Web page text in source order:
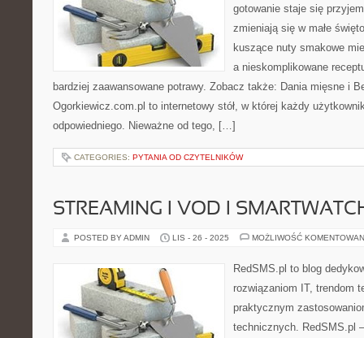
gotowanie staje się
zmieniają się w małe
kuszące nuty smakowe
a nieskomplikowane
bardziej zaawansowane potrawy. Zobacz także: Dania mięsne i
Ogorkiewicz.com.pl to internetowy stół, w której każdy
odpowiedniego. Nieważne od tego, […]
CATEGORIES: PYTANIA OD CZYTELNIKÓW
STREAMING I VOD I
POSTED BY ADMIN LIS - 26 - 2025 MOŻLIWOŚĆ
RedSMS.pl to blog
rozwiązaniom IT, trendom
praktycznym
technicznych. RedSMS.pl